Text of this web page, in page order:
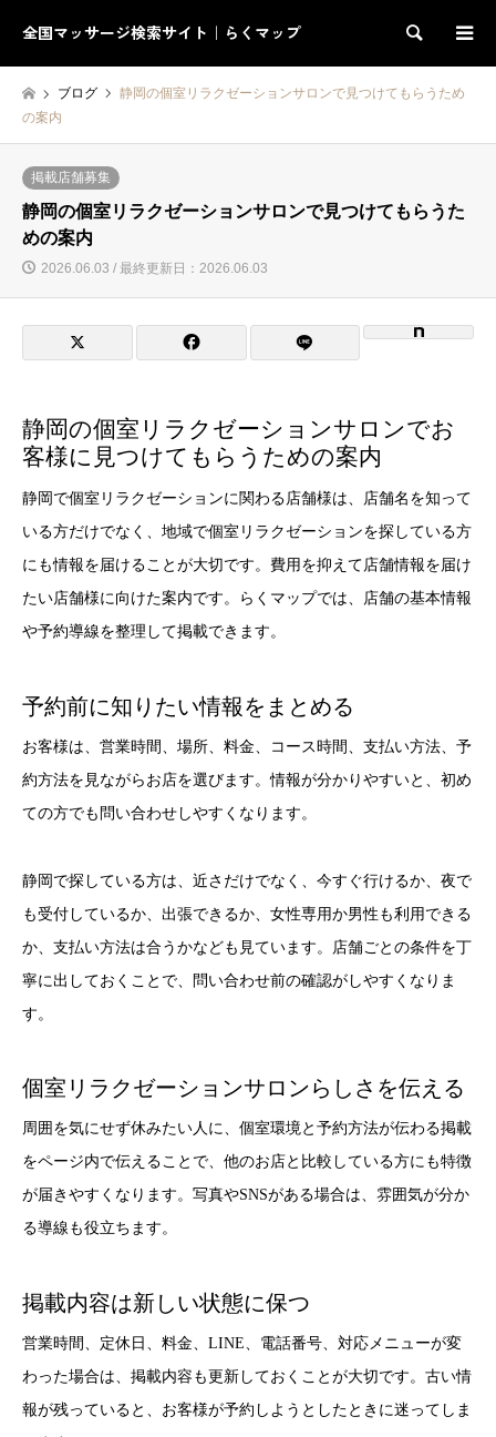
全国マッサージ検索サイト｜らくマップ 検索
ブログ
静岡の個室リラクゼーションサロンで見つけてもらうため
の案内
掲載店舗募集
静岡の個室リラクゼーションサロンで見つけてもらうた
めの案内
2026.06.03 / 最終更新日：2026.06.03
静岡の個室リラクゼーションサロンでお
客様に見つけてもらうための案内
静岡で個室リラクゼーションに関わる店舗様は、店舗名を知って
いる方だけでなく、地域で個室リラクゼーションを探している方
にも情報を届けることが大切です。費用を抑えて店舗情報を届け
たい店舗様に向けた案内です。らくマップでは、店舗の基本情報
や予約導線を整理して掲載できます。
予約前に知りたい情報をまとめる
お客様は、営業時間、場所、料金、コース時間、支払い方法、予
約方法を見ながらお店を選びます。情報が分かりやすいと、初め
ての方でも問い合わせしやすくなります。
静岡で探している方は、近さだけでなく、今すぐ行けるか、夜で
も受付しているか、出張できるか、女性専用か男性も利用できる
か、支払い方法は合うかなども見ています。店舗ごとの条件を丁
寧に出しておくことで、問い合わせ前の確認がしやすくなりま
す。
個室リラクゼーションサロンらしさを伝える
周囲を気にせず休みたい人に、個室環境と予約方法が伝わる掲載
をページ内で伝えることで、他のお店と比較している方にも特徴
が届きやすくなります。写真やSNSがある場合は、雰囲気が分か
る導線も役立ちます。
掲載内容は新しい状態に保つ
営業時間、定休日、料金、LINE、電話番号、対応メニューが変
わった場合は、掲載内容も更新しておくことが大切です。古い情
報が残っていると、お客様が予約しようとしたときに迷ってしま